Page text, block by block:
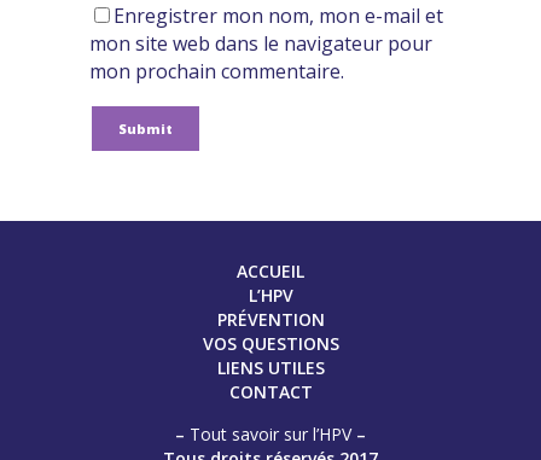
Enregistrer mon nom, mon e-mail et
mon site web dans le navigateur pour
mon prochain commentaire.
ACCUEIL
L’HPV
PRÉVENTION
VOS QUESTIONS
LIENS UTILES
CONTACT
– Tout savoir sur l’HPV–